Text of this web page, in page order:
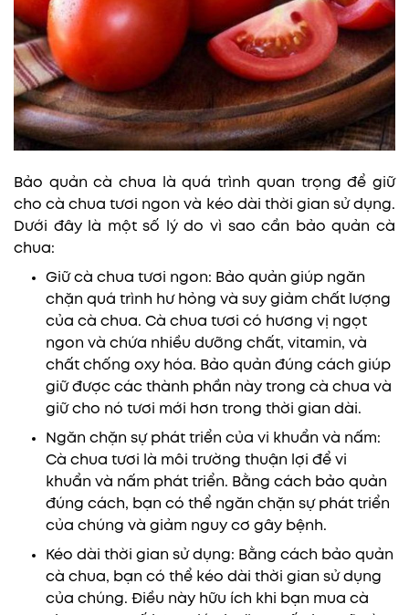
Bảo quản cà chua là quá trình quan trọng để giữ
cho cà chua tươi ngon và kéo dài thời gian sử dụng.
Dưới đây là một số lý do vì sao cần bảo quản cà
chua:
Giữ cà chua tươi ngon: Bảo quản giúp ngăn
chặn quá trình hư hỏng và suy giảm chất lượng
của cà chua. Cà chua tươi có hương vị ngọt
ngon và chứa nhiều dưỡng chất, vitamin, và
chất chống oxy hóa. Bảo quản đúng cách giúp
giữ được các thành phần này trong cà chua và
giữ cho nó tươi mới hơn trong thời gian dài.
Ngăn chặn sự phát triển của vi khuẩn và nấm:
Cà chua tươi là môi trường thuận lợi để vi
khuẩn và nấm phát triển. Bằng cách bảo quản
đúng cách, bạn có thể ngăn chặn sự phát triển
của chúng và giảm nguy cơ gây bệnh.
Kéo dài thời gian sử dụng: Bằng cách bảo quản
cà chua, bạn có thể kéo dài thời gian sử dụng
của chúng. Điều này hữu ích khi bạn mua cà